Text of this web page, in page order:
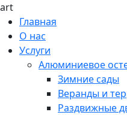
art
Главная
О нас
Услуги
Алюминиевое
Зимние сады
Веранды и
Раздвижные